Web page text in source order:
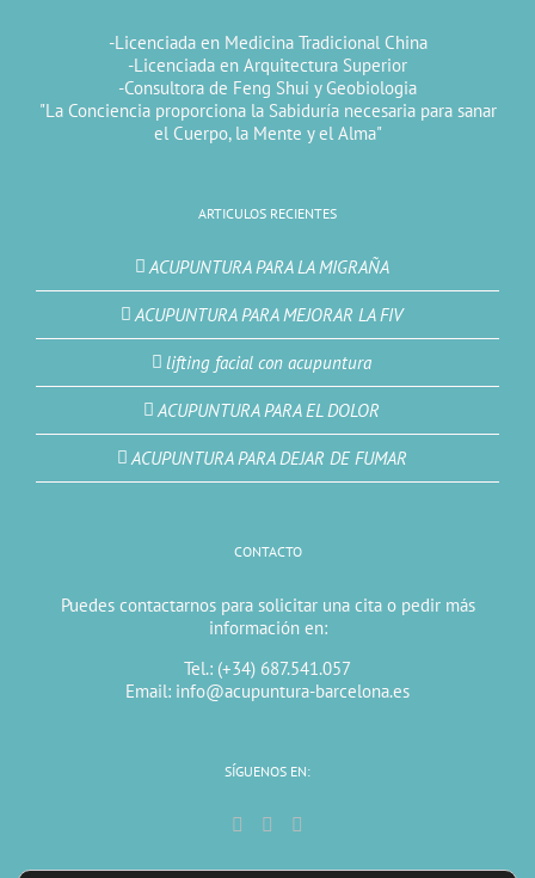
-Licenciada en Medicina Tradicional China
-Licenciada en Arquitectura Superior
-Consultora de Feng Shui y Geobiologia
"La Conciencia proporciona la Sabiduría necesaria para sanar
el Cuerpo, la Mente y el Alma"
ARTICULOS RECIENTES
ACUPUNTURA PARA LA MIGRAÑA
ACUPUNTURA PARA MEJORAR LA FIV
lifting facial con acupuntura
ACUPUNTURA PARA EL DOLOR
ACUPUNTURA PARA DEJAR DE FUMAR
CONTACTO
Puedes contactarnos para solicitar una cita o pedir más
información en:
Tel.: (+34) 687.541.057
Email: info@acupuntura-barcelona.es
SÍGUENOS EN: